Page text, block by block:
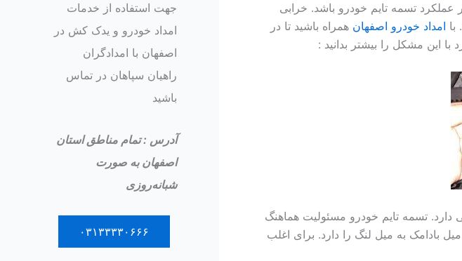
تسمه تایم خودرو باشد. خرابی
امداد خودرو اصفهان همراه باشید تا در
این مشکل را بیشتر بدانید :
تسمه تایم خودرو مسئولیت هماهنگ
بادامک به میل لنگ را دارد. برای اغلب
جهت استفاده از خدمات
امداد خودرو و یدک کش در
اصفهان با امدادگران
راهیان سپاهان در تماس
باشید
آدرس : تمام مناطق استان
اصفهان به صورت
شبانه‌روزی
۰۳۱۳۳۳۳۰۶۶۶